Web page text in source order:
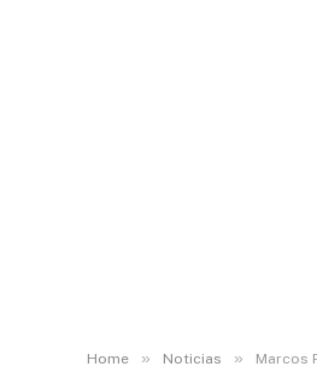
Home » Noticias » Marcos